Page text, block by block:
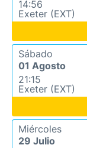
14:56
Exeter (EXT)
Sábado
01 Agosto
21:15
Exeter (EXT)
Miércoles
29 Julio